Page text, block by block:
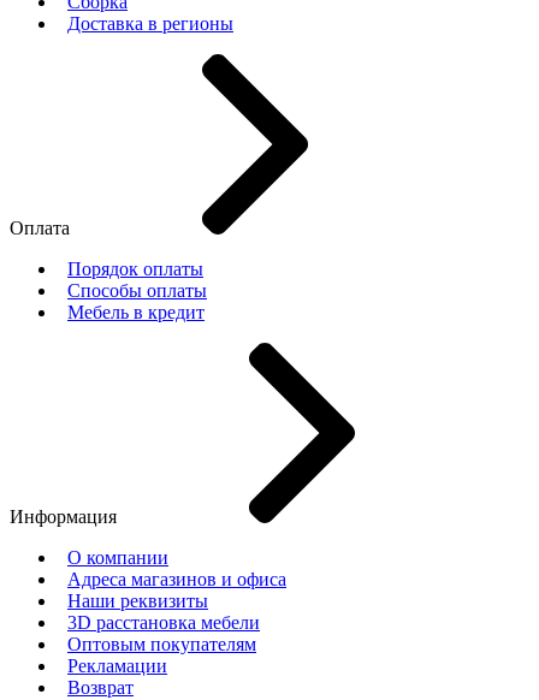
Доставка в регионы
Оплата
Порядок оплаты
Способы оплаты
Мебель в кредит
Информация
О компании
Адреса магазинов и офиса
Наши реквизиты
3D расстановка мебели
Оптовым покупателям
Рекламации
Возврат